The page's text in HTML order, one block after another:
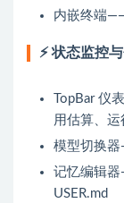
内嵌终端
⚡ 状态监控
TopBar 仪
用估算、运
模型切换
记忆编辑
USER.md